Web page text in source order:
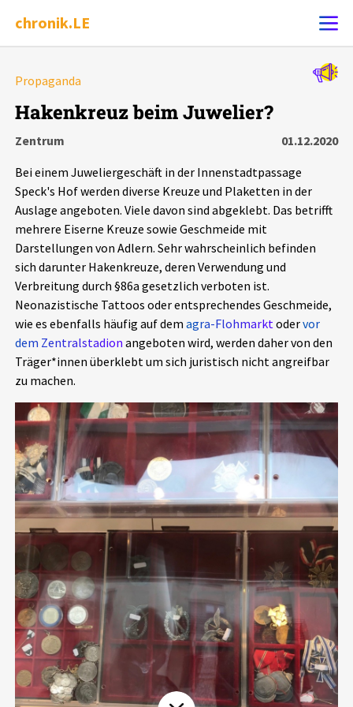
chronik.LE
Chronik
Dossiers
Leipziger Zustände
Schlaglichter
Phänomene
Aktuelles
Alle Beiträge
Veranstaltungen
Pressemitteilungen
Podcasts
Über uns
Projektbeschreibung
Kontakt
Unterstützer_innen
Spenden
chronik.LE in der Presse
Propaganda
Hakenkreuz beim Juwelier?
Zentrum
01.12.2020
Bei einem Juweliergeschäft in der Innenstadtpassage
Speck's Hof werden diverse Kreuze und Plaketten in der
Auslage angeboten. Viele davon sind abgeklebt. Das betrifft
mehrere Eiserne Kreuze sowie Geschmeide mit
Darstellungen von Adlern. Sehr wahrscheinlich befinden
sich darunter Hakenkreuze, deren Verwendung und
Verbreitung durch §86a gesetzlich verboten ist.
Neonazistische Tattoos oder entsprechendes Geschmeide,
wie es ebenfalls häufig auf dem agra-Flohmarktodervor
dem Zentralstadion angeboten wird, werden daher von den
Träger*innen überklebt um sich juristisch nicht angreifbar
zu machen.
Alle Ereignisse
Ereignisse
Ereignisse
Exportieren ? Filter Erklärungen